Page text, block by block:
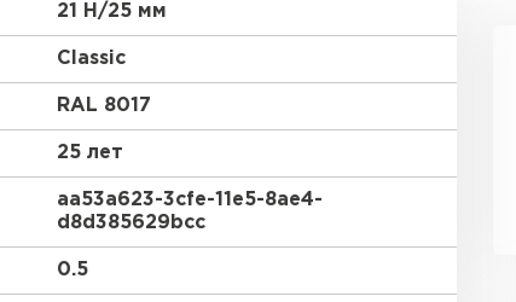
21 Н/25 мм
Classic
RAL 8017
25 лет
aa53a623-3cfe-11e5-8ae4-
d8d385629bcc
0.5